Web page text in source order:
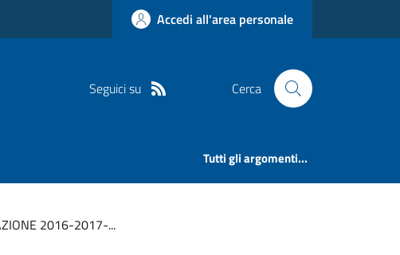
Accedi all'area personale
Seguici su Cerca
Tutti gli argomenti...
2016-2017-...